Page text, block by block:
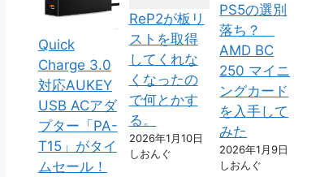
Quick
Charge 3.0
対応AUKEY
USB ACアダ
プター「PA-
T15」がタイ
ムセール！
ReP2が板リ
ストを取得
してくれな
くなったの
で何とかす
る。
2026年1月10日
しおんぐ
PS5の選別
落ち？
AMD BC
250 マイニ
ングカード
を入手して
みた
2026年1月9日
しおんぐ